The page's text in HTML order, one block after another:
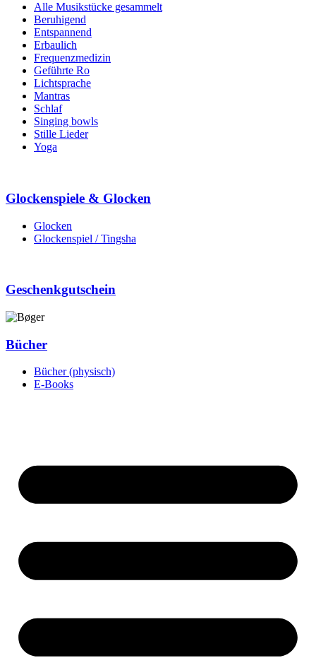
Alle Musikstücke gesammelt
Beruhigend
Entspannend
Erbaulich
Frequenzmedizin
Geführte Ro
Lichtsprache
Mantras
Schlaf
Singing bowls
Stille Lieder
Yoga
Glockenspiele & Glocken
Glocken
Glockenspiel / Tingsha
Geschenkgutschein
Bücher
Bücher (physisch)
E-Books